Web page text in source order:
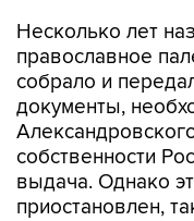
Несколько лет
православное
собрало и
документы,
собственности
выдача. Однако
приостановлен,